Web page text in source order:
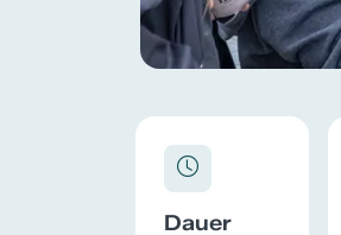
Dauer